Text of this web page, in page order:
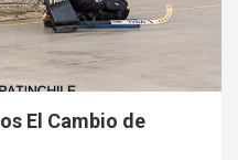
El Cambio de